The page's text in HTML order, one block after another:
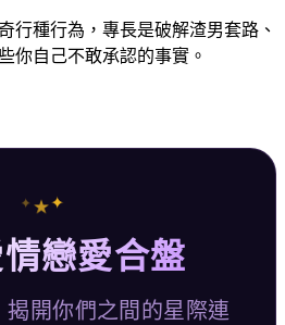
行種行為，專長是破解渣男套路、
你自己不敢承認的事實。
✦ ★✦
戀愛合盤
揭開你們之間的星際連